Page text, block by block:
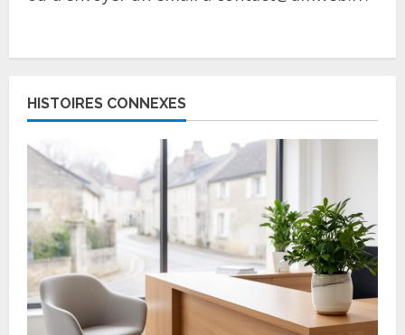
n
t
i
n
u
e
HISTOIRES CONNEXES